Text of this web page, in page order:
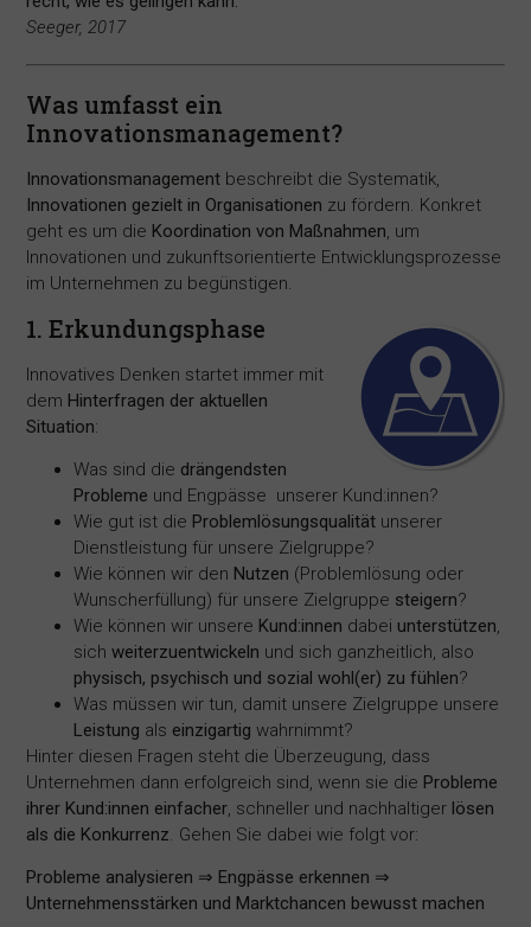
Seeger, 2017
Was umfasst ein
Innovationsmanagement?
Innovationsmanagement beschreibt die Systematik,
Innovationen gezielt in Organisationen zu fördern. Konkret
geht es um die Koordination von Maßnahmen, um
Innovationen und zukunftsorientierte Entwicklungsprozesse
im Unternehmen zu begünstigen.
1. Erkundungsphase
Innovatives Denken startet immer mit
dem Hinterfragen der aktuellen
Situation:
Was sind die drängendsten
Probleme und Engpässe unserer Kund:innen?
Wie gut ist die Problemlösungsqualität unserer
Dienstleistung für unsere Zielgruppe?
Wie können wir den Nutzen (Problemlösung oder
Wunscherfüllung) für unsere Zielgruppe steigern?
Wie können wir unsere Kund:innen dabei unterstützen,
sichweiterzuentwickeln und sich ganzheitlich, also
physisch, psychisch und sozial wohl(er) zu fühlen?
Was müssen wir tun, damit unsere Zielgruppe unsere
Leistung als einzigartig wahrnimmt?
Hinter diesen Fragen steht die Überzeugung, dass
Unternehmen dann erfolgreich sind, wenn sie die Probleme
ihrer Kund:innen einfacher, schneller und nachhaltiger lösen
als die Konkurrenz. Gehen Sie dabei wie folgt vor:
Probleme analysieren ⇒ Engpässe erkennen ⇒
Unternehmensstärken und Marktchancen bewusst machen